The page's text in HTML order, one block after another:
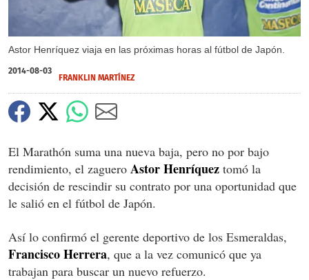
Astor Henríquez viaja en las próximas horas al fútbol de Japón.
2014-08-03
FRANKLIN MARTÍNEZ
El Marathón suma una nueva baja, pero no por bajo
rendimiento, el zaguero Astor Henríquez tomó la
decisión de rescindir su contrato por una oportunidad que
le salió en el fútbol de Japón.
Así lo confirmó el gerente deportivo de los Esmeraldas,
Francisco Herrera, que a la vez comunicó que ya
trabajan para buscar un nuevo refuerzo.